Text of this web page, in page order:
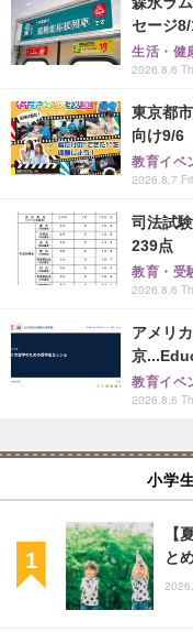
セージ
生活・健
2026.8.6
東京都
向け9/6
教育イベ
2026.8.7
司法試
239点
教育・受
2026.8.6
アメリ
京
教育イベ
2026.8.6
小学
【
と